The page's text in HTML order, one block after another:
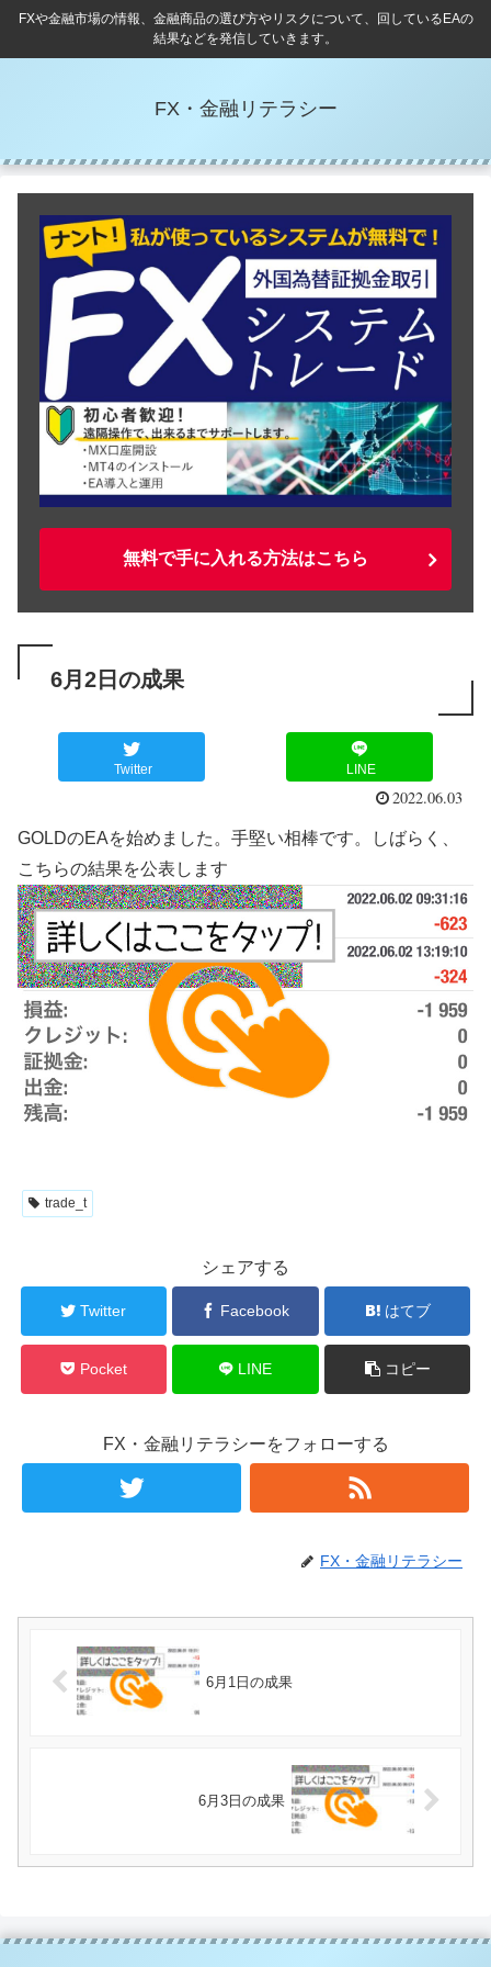
FXや金融市場の情報、金融商品の選び方やリスクについて、回しているEAの
結果などを発信していきます。
FX・金融リテラシー
無料で手に入れる方法はこちら
6月2日の成果
Twitter LINE
2022.06.03
GOLDのEAを始めました。手堅い相棒です。しばらく、
こちらの結果を公表します
trade_t
シェアする
Twitter Facebook はてブ
Pocket LINE コピー
FX・金融リテラシーをフォローする
FX・金融リテラシー
6月1日の成果
6月3日の成果